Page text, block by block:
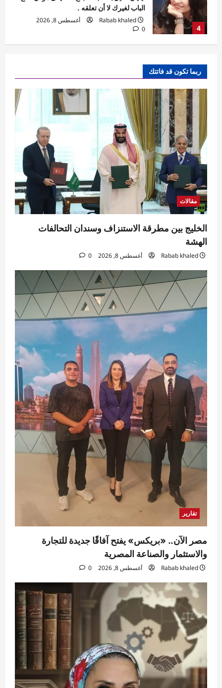
5
استعدادًا للموسم الجديد
Rabab khaled
أغسطس 8, 2026
0
1
0
2
تقارير
مصر الآن.. «بريكس» يفتح آفاقًا جديدة للتجارة
والاستثمار والصناعة المصرية
Rabab khaled
0
مقالات
بقلم : نسرين معتوق .. العقل العربي وإعادة
صياغة العقد الاجتماعي
Rabab khaled
أغسطس 8, 2026
ليليان خليل/ تكتب النجاح الحقيقى هو أن تفتح
Rabab khaled
أغسطس 8, 2026
0
رياضة
المصري يبدأ معسكره في مراكش المغربية
استعدادًا للموسم الجديد
Rabab khaled
أغسطس 8, 2026
0
ربما تكون قد فاتتك
مقالات
الخليج بين مطرقة الاستنزاف وسندان التحالفات
الهشة
Rabab khaled أغسطس 8, 2026 0
تقارير
مصر الآن.. «بريكس» يفتح آفاقًا جديدة للتجارة
والاستثمار والصناعة المصرية
Rabab khaled أغسطس 8, 2026 0